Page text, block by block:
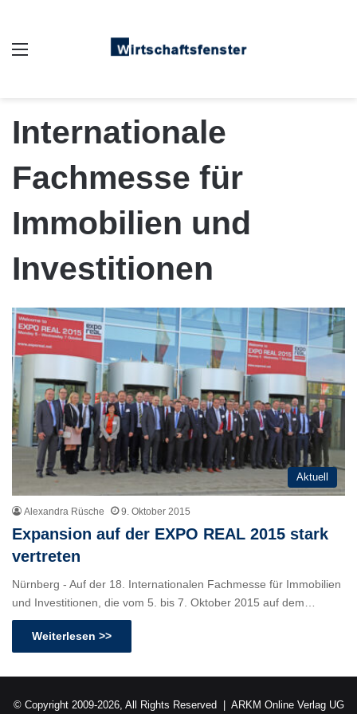
Internationale
Fachmesse für
Immobilien und
Investitionen
Aktuell
Alexandra Rüsche 9. Oktober 2015
Expansion auf der EXPO REAL 2015 stark
vertreten
Nürnberg - Auf der 18. Internationalen Fachmesse für Immobilien
und Investitionen, die vom 5. bis 7. Oktober 2015 auf dem…
Weiterlesen >>
© Copyright 2009-2026, All Rights Reserved | ARKM Online Verlag UG